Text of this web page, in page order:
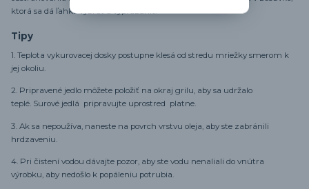
ktorá sa dá ľahko vybrať a vyprázdniť.
Tipy
1. Teplota vykurovacej dosky postupne klesá od stredu mriežky smerom k
jej okoliu.
2. Pripravené jedlo môžete položiť na okraj grilu, aby sa udržalo
teplé. Surové jedlá pripravujte uprostred platne.
3. Ak sa nepoužíva, naneste na povrch vrstvu oleja, aby ste zabránili
hrdzaveniu.
4. Pri čistení vodou dávajte pozor, aby ste vodu nenaliali do vnútra
výrobku, aby nedošlo k popáleniu potrubia.